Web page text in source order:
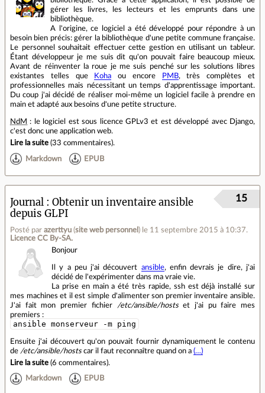
gérer les livres, les lecteurs et les emprunts dans une
bibliothèque.
A l'origine, ce logiciel a été développé pour répondre à un
besoin bien précis: gérer la bibliothèque d'une petite commune française.
Le personnel souhaitait effectuer cette gestion en utilisant un tableur.
Étant développeur je me suis dit qu'on pouvait faire beaucoup mieux.
Avant de réinventer la roue je me suis penché sur les solutions libres
existantes telles que
Koha ou encore PMB, très complètes et
professionnelles mais nécessitant un temps d'apprentissage important.
Du coup j'ai décidé de réaliser moi-même un logiciel facile à prendre en
main et adapté aux besoins d'une petite structure.
NdM : le logiciel est sous licence GPLv3 et est développé avec Django,
c'est donc une application web.
Lire la suite (33 commentaires).
Markdown EPUB
Journal
Obtenir un inventaire ansible
depuis GLPI
Posté par azerttyu (site web personnel ) le 11 septembre 2015 à 10:37.
Licence CC By‑SA.
15
Bonjour
Il y a peu j'ai découvert ansible, enfin devrais je dire, j'ai
décidé de l'expérimenter dans ma vraie vie.
La prise en main a été très rapide, ssh est déjà installé sur
mes machines et il est simple d'alimenter son premier inventaire ansible.
J'ai fait mon premier fichier
/etc/ansible/hostset j'ai pu faire mes
premiers :
ansible monserveur -m ping
Ensuite j'ai découvert qu'on pouvait fournir dynamiquement le contenu
de /etc/ansible/hostscar il faut reconnaître quand on a (…)
Lire la suite (6 commentaires).
Markdown EPUB